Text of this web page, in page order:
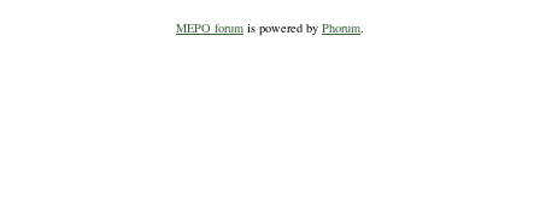
MEPO forum is powered by Phorum.